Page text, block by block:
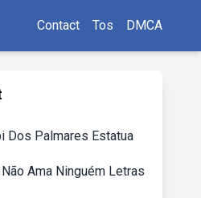
Contact Tos DMCA
Dos Palmares Estatua
Ama Ninguém Letras